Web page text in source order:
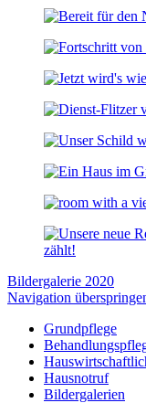
Bildergalerie 2020
Navigation
Grundpflege
Hausnotruf
Bildergalerien